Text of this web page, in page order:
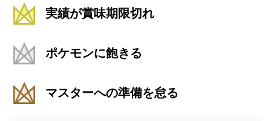
実績が賞味期限切れ
ポケモンに飽きる
マスターへの準備を怠る